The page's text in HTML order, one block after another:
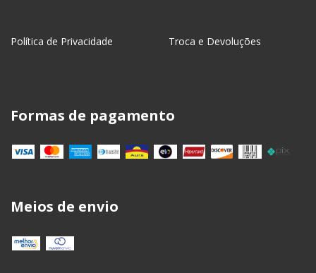
Política de Privacidade Troca e Devoluções
Formas de pagamento
Meios de envio